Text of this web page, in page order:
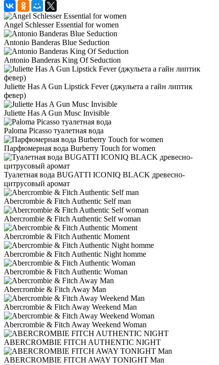
Angel Schlesser Essential for women
Antonio Banderas Blue Seduction
Antonio Banderas King Of Seduction
Juliette Has A Gun Lipstick Fever (джульета а гайн липтик
февер)
Juliette Has A Gun Musc Invisible
Paloma Picasso туалетная вода
Парфюмерная вода Burberry Touch for women
Туалетная вода BUGATTI ICONIQ BLACK древесно-
цитрусовый аромат
Abercrombie & Fitch Authentic Self man
Abercrombie & Fitch Authentic Self woman
Abercrombie & Fitch Authentic Moment
Abercrombie & Fitch Authentic Night homme
Abercrombie & Fitch Authentic Woman
Abercrombie & Fitch Away Man
Abercrombie & Fitch Away Weekend Man
Abercrombie & Fitch Away Weekend Woman
ABERCROMBIE FITCH AUTHENTIC NIGHT
ABERCROMBIE FITCH AWAY TONIGHT Man